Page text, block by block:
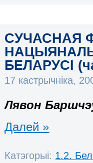
СУЧАСНАЯ
БЕЛАРУСІ
17 кастрычніка,
Лявон
Далей »
Катэгорыі: 1.2.